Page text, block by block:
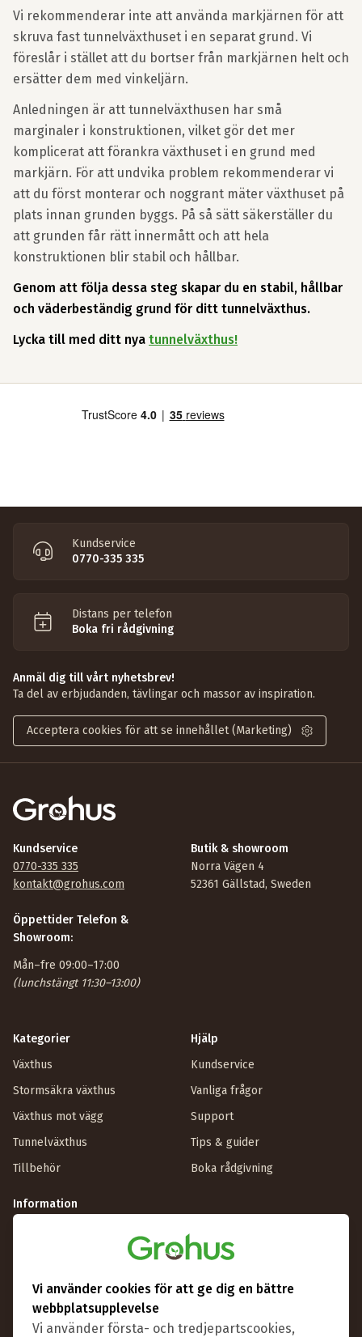
Vi rekommenderar inte att använda markjärnen för att
skruva fast tunnelväxthuset i en separat grund. Vi
föreslår i stället att du bortser från markjärnen helt och
ersätter dem med vinkeljärn.
Anledningen är att tunnelväxthusen har små
marginaler i konstruktionen, vilket gör det mer
komplicerat att förankra växthuset i en grund med
markjärn. För att undvika problem rekommenderar vi
att du först monterar och noggrant mäter växthuset på
plats innan grunden byggs. På så sätt säkerställer du
att grunden får rätt innermått och att hela
konstruktionen blir stabil och hållbar.
Genom att följa dessa steg skapar du en stabil, hållbar
och väderbeständig grund för ditt tunnelväxthus.
Lycka till med ditt nya tunnelväxthus!
Kundservice
0770-335 335
Distans per telefon
Boka fri rådgivning
Anmäl dig till vårt nyhetsbrev!
Ta del av erbjudanden, tävlingar och massor av inspiration.
Acceptera cookies för att se innehållet (Marketing)
Kundservice
0770-335 335
kontakt@grohus.com
Öppettider Telefon &
Showroom:
Mån–fre 09:00–17:00
(lunchstängt 11:30–13:00)
Butik & showroom
Norra Vägen 4
52361 Gällstad, Sweden
Kategorier
Växthus
Stormsäkra växthus
Växthus mot vägg
Tunnelväxthus
Tillbehör
Hjälp
Kundservice
Vanliga frågor
Support
Tips & guider
Boka rådgivning
Information
Visningsväxthus
Villkor
Reklamation & ångrat köp
Vi använder cookies för att ge dig en bättre
webbplatsupplevelse
Vi använder första- och tredjepartscookies,